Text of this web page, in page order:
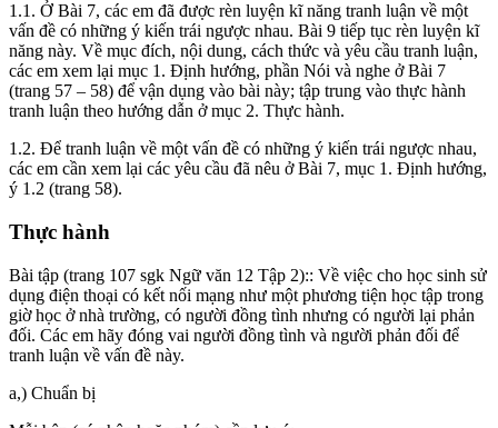
1.1. Ở Bài 7, các em đã được rèn luyện kĩ năng tranh luận về một
vấn đề có những ý kiến trái ngược nhau. Bài 9 tiếp tục rèn luyện kĩ
năng này. Về mục đích, nội dung, cách thức và yêu cầu tranh luận,
các em xem lại mục 1. Định hướng, phần Nói và nghe ở Bài 7
(trang 57 – 58) để vận dụng vào bài này; tập trung vào thực hành
tranh luận theo hướng dẫn ở mục 2. Thực hành.
1.2. Để tranh luận về một vấn đề có những ý kiến trái ngược nhau,
các em cần xem lại các yêu cầu đã nêu ở Bài 7, mục 1. Định hướng,
ý 1.2 (trang 58).
Thực hành
Bài tập (trang 107 sgk Ngữ văn 12 Tập 2):: Về việc cho học sinh sử
dụng điện thoại có kết nối mạng như một phương tiện học tập trong
giờ học ở nhà trường, có người đồng tình nhưng có người lại phản
đối. Các em hãy đóng vai người đồng tình và người phản đối để
tranh luận về vấn đề này.
a,) Chuẩn bị